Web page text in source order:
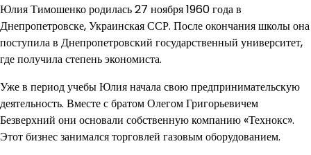
Юлия Тимошенко родилась 27 ноября 1960 года в
Днепропетровске, Украинская ССР. После окончания школы она
поступила в Днепропетровский государственный университет,
где получила степень экономиста.
Уже в период учебы Юлия начала свою предпринимательскую
деятельность. Вместе с братом Олегом Григорьевичем
Безверхний они основали собственную компанию «Технокс».
Этот бизнес занимался торговлей газовым оборудованием.